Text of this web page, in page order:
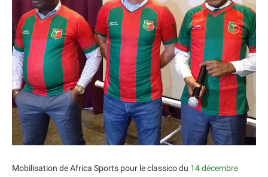
Mobilisation de Africa Sports pour le classico du 14 décembre